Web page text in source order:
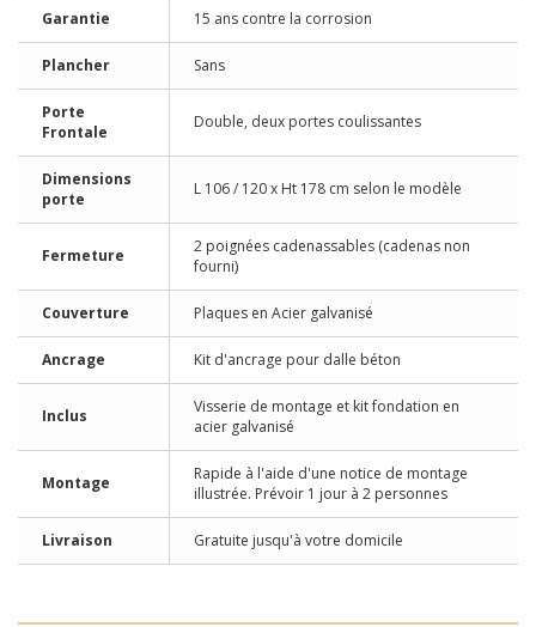
Garantie 15 ans contre la corrosion
Plancher Sans
Porte
Frontale
Double, deux portes coulissantes
Dimensions
porte
L 106 / 120 x Ht 178 cm selon le modèle
Fermeture
2 poignées cadenassables (cadenas non
fourni)
Couverture Plaques en Acier galvanisé
Ancrage Kit d'ancrage pour dalle béton
Inclus
Visserie de montage et kit fondation en
acier galvanisé
Montage
Rapide à l'aide d'une notice de montage
illustrée. Prévoir 1 jour à 2 personnes
Livraison Gratuite jusqu'à votre domicile